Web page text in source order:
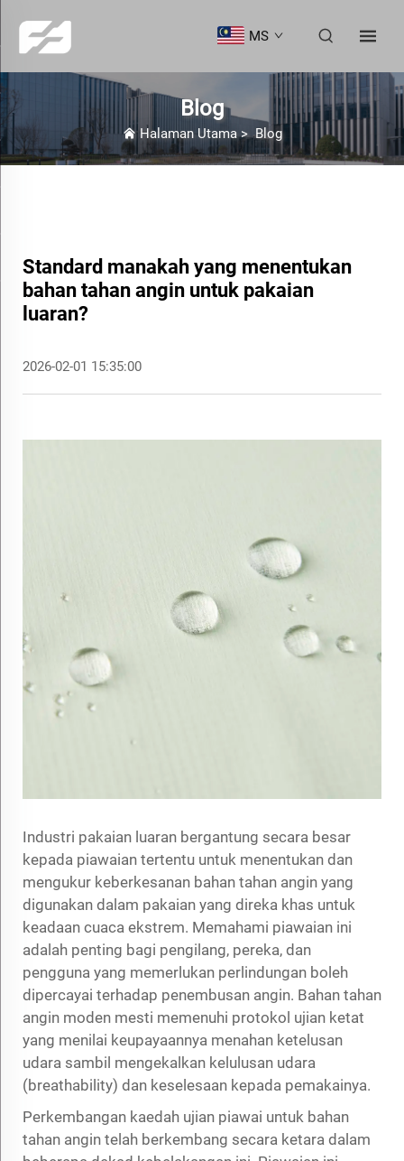
MS
Blog
Halaman Utama>Blog
Standard manakah yang menentukan
bahan tahan angin untuk pakaian
luaran?
2026-02-01 15:35:00
Industri pakaian luaran bergantung secara besar
kepada piawaian tertentu untuk menentukan dan
mengukur keberkesanan bahan tahan angin yang
digunakan dalam pakaian yang direka khas untuk
keadaan cuaca ekstrem. Memahami piawaian ini
adalah penting bagi pengilang, pereka, dan
pengguna yang memerlukan perlindungan boleh
dipercayai terhadap penembusan angin. Bahan tahan
angin moden mesti memenuhi protokol ujian ketat
yang menilai keupayaannya menahan ketelusan
udara sambil mengekalkan kelulusan udara
(breathability) dan keselesaan kepada pemakainya.
Perkembangan kaedah ujian piawai untuk bahan
tahan angin telah berkembang secara ketara dalam